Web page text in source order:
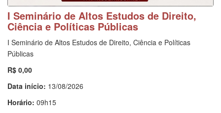
I Seminário de Altos Estudos de Direito,
Ciência e Políticas Públicas
I Seminário de Altos Estudos de Direito, Ciência e Políticas
Públicas
R$ 0,00
Data início: 13/08/2026
Horário: 09h15